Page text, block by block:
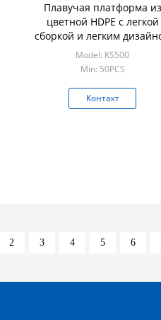
Плавучая платформа из
цветной HDPE с легкой
сборкой и легким
для модульной плавучей
доки
Model: KS500
Min: 50PCS
Контакт
2 3 4 5 6